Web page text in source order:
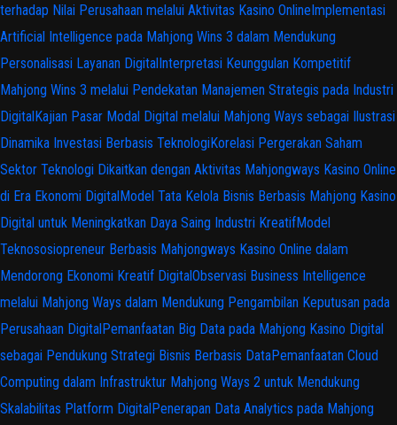
terhadap Nilai Perusahaan melalui Aktivitas Kasino OnlineImplementasi
Artificial Intelligence pada Mahjong Wins 3 dalam Mendukung
Personalisasi Layanan DigitalInterpretasi Keunggulan Kompetitif
Mahjong Wins 3 melalui Pendekatan Manajemen Strategis pada Industri
DigitalKajian Pasar Modal Digital melalui Mahjong Ways sebagai Ilustrasi
Dinamika Investasi Berbasis TeknologiKorelasi Pergerakan Saham
Sektor Teknologi Dikaitkan dengan Aktivitas Mahjongways Kasino Online
di Era Ekonomi DigitalModel Tata Kelola Bisnis Berbasis Mahjong Kasino
Digital untuk Meningkatkan Daya Saing Industri KreatifModel
Teknososiopreneur Berbasis Mahjongways Kasino Online dalam
Mendorong Ekonomi Kreatif DigitalObservasi Business Intelligence
melalui Mahjong Ways dalam Mendukung Pengambilan Keputusan pada
Perusahaan DigitalPemanfaatan Big Data pada Mahjong Kasino Digital
sebagai Pendukung Strategi Bisnis Berbasis DataPemanfaatan Cloud
Computing dalam Infrastruktur Mahjong Ways 2 untuk Mendukung
Skalabilitas Platform DigitalPenerapan Data Analytics pada Mahjong